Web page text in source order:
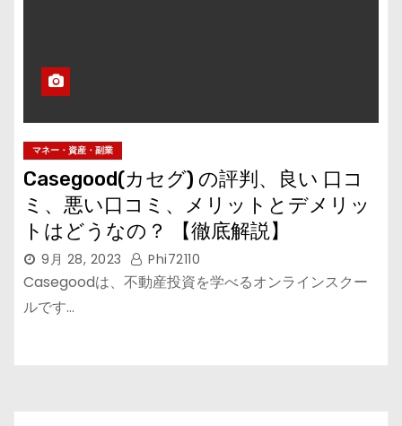
マネー・資産・副業
Casegood(カセグ) の評判、良い 口コ
ミ、悪い口コミ、メリットとデメリッ
トはどうなの？ 【徹底解説】
9月 28, 2023 Phi72110
Casegoodは、不動産投資を学べるオンラインスクー
ルです…